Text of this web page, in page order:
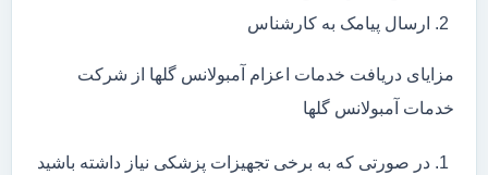
ارسال پیامک به کارشناس
مزایای دریافت خدمات اعزام آمبولانس گلها از شرکت
خدمات آمبولانس گلها
در صورتی که به برخی تجهیزات پزشکی نیاز داشته باشید